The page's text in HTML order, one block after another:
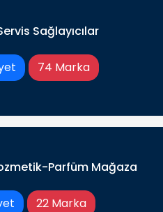
Sağlayıcılar
74 Marka
Parfüm Mağaza
22 Marka